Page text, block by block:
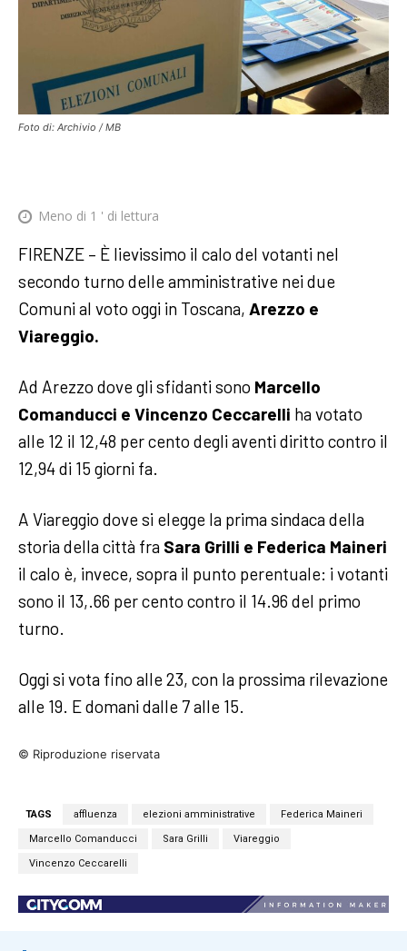
Foto di: Archivio / MB
Meno di 1 ' di lettura
FIRENZE – È lievissimo il calo del votanti nel
secondo turno delle amministrative nei due
Comuni al voto oggi in Toscana, Arezzo e
Viareggio.
Ad Arezzo dove gli sfidanti sono Marcello
Comanducci e Vincenzo Ceccarelli ha votato
alle 12 il 12,48 per cento degli aventi diritto contro il
12,94 di 15 giorni fa.
A Viareggio dove si elegge la prima sindaca della
storia della città fra Sara Grilli e Federica Maineri
il calo è, invece, sopra il punto perentuale: i votanti
sono il 13,.66 per cento contro il 14.96 del primo
turno.
Oggi si vota fino alle 23, con la prossima rilevazione
alle 19. E domani dalle 7 alle 15.
© Riproduzione riservata
TAGS affluenza elezioni amministrative Federica Maineri
Marcello Comanducci Sara Grilli Viareggio
Vincenzo Ceccarelli